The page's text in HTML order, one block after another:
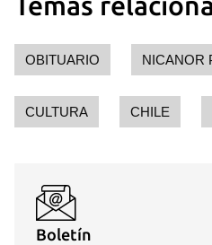
OBITUARIO NICANOR
CULTURA CHILE
Boletín